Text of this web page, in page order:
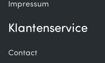
Impressum
Klantenservice
Contact